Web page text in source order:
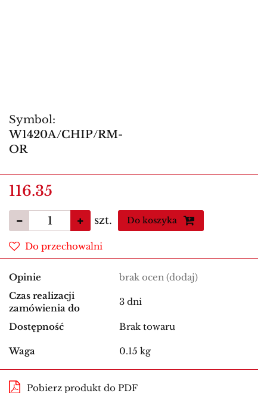
Symbol:
W1420A/CHIP/RM-
OR
116.35
szt. Do koszyka
Do przechowalni
Opinie brak ocen (dodaj)
Czas realizacji
zamówienia do
3 dni
Dostępność Brak towaru
Waga 0.15 kg
Pobierz produkt do PDF